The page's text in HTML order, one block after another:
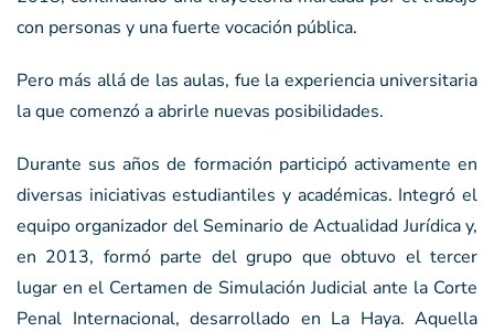
con personas y una fuerte vocación pública.
Pero más allá de las aulas, fue la experiencia universitaria
la que comenzó a abrirle nuevas posibilidades.
Durante sus años de formación participó activamente en
diversas iniciativas estudiantiles y académicas. Integró el
equipo organizador del Seminario de Actualidad Jurídica y,
en 2013, formó parte del grupo que obtuvo el tercer
lugar en el Certamen de Simulación Judicial ante la Corte
Penal Internacional, desarrollado en La Haya. Aquella